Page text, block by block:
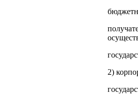
2)